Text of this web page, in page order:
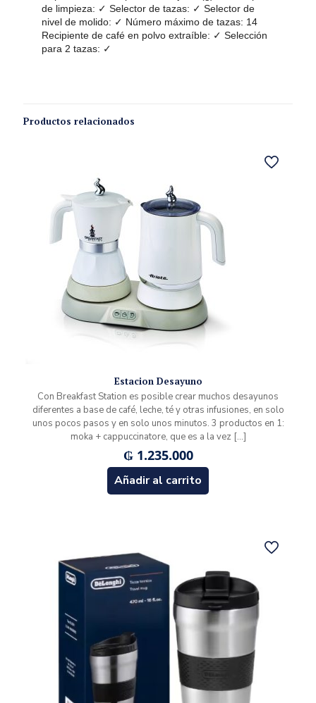
de limpieza: ✓ Selector de tazas: ✓ Selector de
nivel de molido: ✓ Número máximo de tazas: 14
Recipiente de café en polvo extraíble: ✓ Selección
para 2 tazas: ✓
Productos relacionados
Estacion Desayuno
Con Breakfast Station es posible crear muchos desayunos
diferentes a base de café, leche, té y otras infusiones, en solo
unos pocos pasos y en solo unos minutos. 3 productos en 1:
moka + cappuccinatore, que es a la vez […]
₲1.235.000
Añadir al carrito